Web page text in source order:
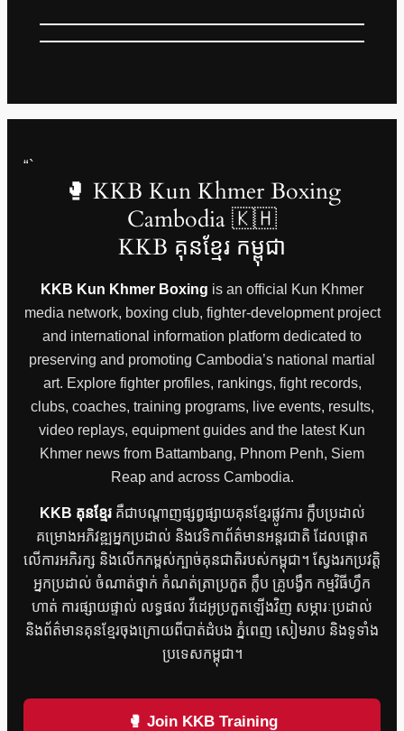
“`
🥊 KKB Kun Khmer Boxing
Cambodia 🇰🇭
KKB គុនខ្មែរ កម្ពុជា
KKB Kun Khmer Boxing is an official Kun Khmer
media network, boxing club, fighter-development project
and international information platform dedicated to
preserving and promoting Cambodia’s national martial
art. Explore fighter profiles, rankings, fight records,
clubs, coaches, training programs, live events, results,
video replays, equipment guides and the latest Kun
Khmer news from Battambang, Phnom Penh, Siem
Reap and across Cambodia.
KKB គុនខ្មែរគឺជាបណ្តាញផ្សព្វផ្សាយគុនខ្មែរផ្លូវការ ក្លឹបប្រដាល់
គម្រោងអភិវឌ្ឍអ្នកប្រដាល់ និងវេទិកាព័ត៌មានអន្តរជាតិ ដែលផ្តោត
លើការអភិរក្ស និងលើកកម្ពស់ក្បាច់គុនជាតិរបស់កម្ពុជា។ ស្វែងរកប្រវត្តិ
អ្នកប្រដាល់ ចំណាត់ថ្នាក់ កំណត់ត្រាប្រកួត ក្លឹប គ្រូបង្វឹក កម្មវិធីហ្វឹក
ហាត់ ការផ្សាយផ្ទាល់ លទ្ធផល វីដេអូប្រកួតឡើងវិញ សម្ភារៈប្រដាល់
និងព័ត៌មានគុនខ្មែរចុងក្រោយពីបាត់ដំបង ភ្នំពេញ សៀមរាប និងទូទាំង
ប្រទេសកម្ពុជា។
🥊 Join KKB Training